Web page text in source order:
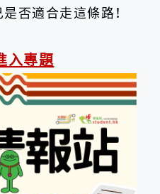
否適合走這條路！
入專題